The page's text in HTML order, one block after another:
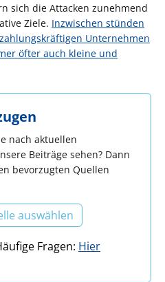
sich die Attacken zunehmend
Ziele. Inzwischen stünden
Unternehmen
öfter auch kleine und
nach aktuellen
Beiträge sehen? Dann
bevorzugten Quellen
auswählen
Fragen: Hier